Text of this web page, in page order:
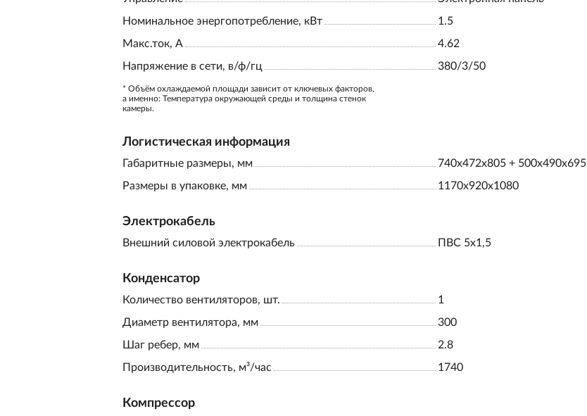
Номинальное энергопотребление, кВт
1.5
Макс.ток, А
4.62
Напряжение в сети, в/ф/гц
380/3/50
* Объём охлаждаемой площади зависит от ключевых факторов,
а именно: Температура окружающей среды и толщина стенок
камеры.
Логистическая информация
Габаритные размеры, мм
740x472x805 + 500x490x695
Размеры в упаковке, мм
1170x920x1080
Электрокабель
Внешний силовой электрокабель ПВС 5х1,5
Конденсатор
Количество вентиляторов, шт.
1
Диаметр вентилятора, мм
300
Шаг ребер, мм
2.8
Производительность, м³/час
1740
Компрессор